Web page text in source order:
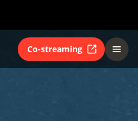
Co-streaming